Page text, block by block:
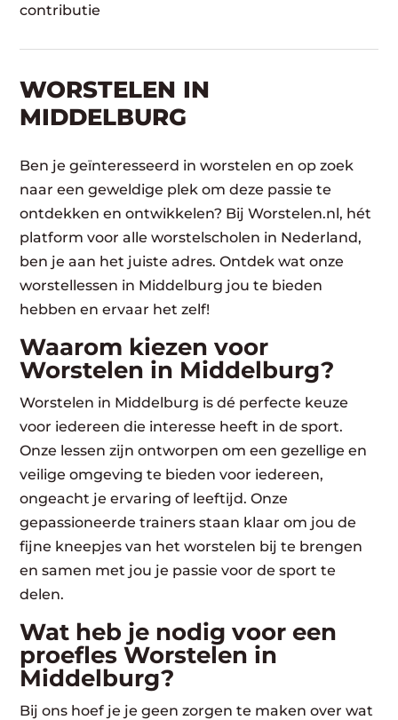
contributie
WORSTELEN​ IN
MIDDELBURG
Ben je geïnteresseerd in worstelen en op zoek
naar een geweldige plek om deze passie te
ontdekken en ontwikkelen? Bij Worstelen.nl, hét
platform voor alle worstelscholen in Nederland,
ben je aan het juiste adres. Ontdek wat onze
worstellessen in Middelburg jou te bieden
hebben en ervaar het zelf!
Waarom kiezen voor
Worstelen in Middelburg?
Worstelen in Middelburg is dé perfecte keuze
voor iedereen die interesse heeft in de sport.
Onze lessen zijn ontworpen om een gezellige en
veilige omgeving te bieden voor iedereen,
ongeacht je ervaring of leeftijd. Onze
gepassioneerde trainers staan klaar om jou de
fijne kneepjes van het worstelen bij te brengen
en samen met jou je passie voor de sport te
delen.
Wat heb je nodig voor een
proefles Worstelen in
Middelburg?
Bij ons hoef je je geen zorgen te maken over wat